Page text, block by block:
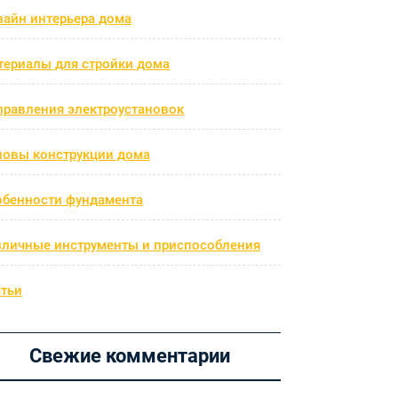
интерьера дома
для стройки дома
электроустановок
конструкции дома
фундамента
инструменты и приспособления
Свежие комментарии